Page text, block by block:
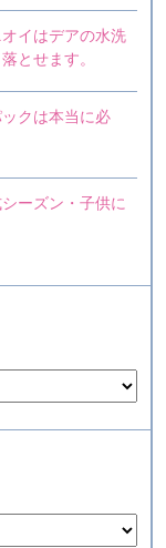
イはデアの水洗
とせます。
クは本当に必
ーズン・子供に